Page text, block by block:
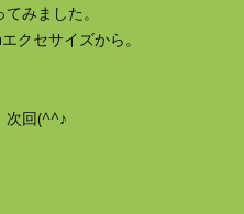
みました。
クセサイズから。
次回(^^♪